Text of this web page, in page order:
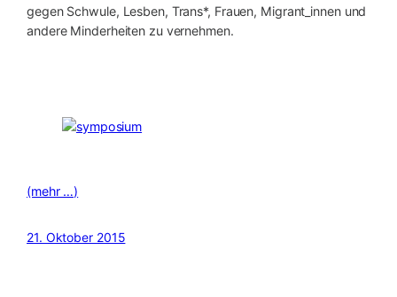
gegen Schwule, Lesben, Trans*, Frauen, Migrant_innen und
andere Minderheiten zu vernehmen.
(mehr …)
21. Oktober 2015